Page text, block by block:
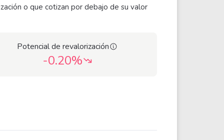
o que cotizan por debajo de su valor
Potencial de revalorización
-0.20%